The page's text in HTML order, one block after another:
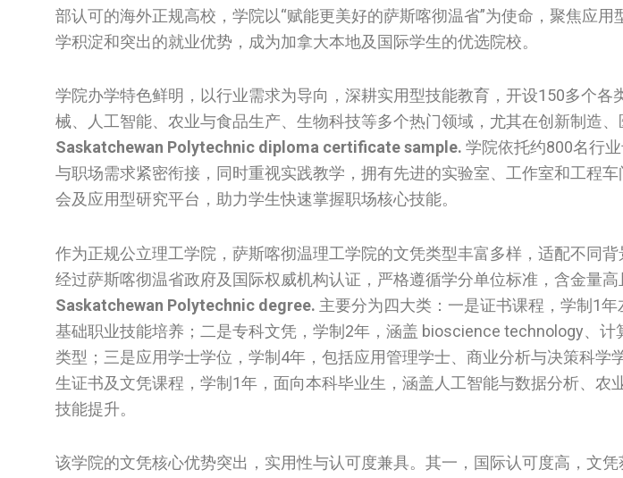
部认可的海外正规高校，学院以“赋能更美好的萨斯喀彻温省”为使命，聚焦应
学积淀和突出的就业优势，成为加拿大本地及国际学生的优选院校。
学院办学特色鲜明，以行业需求为导向，深耕实用型技能教育，开设150多个各
械、人工智能、农业与食品生产、生物科技等多个热门领域，尤其在创新制造、
Saskatchewan Polytechnic diploma certificate sample. 学院依托约800名行
与职场需求紧密衔接，同时重视实践教学，拥有先进的实验室、工作室和工程
会及应用型研究平台，助力学生快速掌握职场核心技能。
作为正规公立理工学院，萨斯喀彻温理工学院的文凭类型丰富多样，适配不同
经过萨斯喀彻温省政府及国际权威机构认证，严格遵循学分单位标准，含金量高
Saskatchewan Polytechnic degree. 主要分为四大类：一是证书课程，学制1
基础职业技能培养；二是专科文凭，学制2年，涵盖 bioscience technology、
类型；三是应用学士学位，学制4年，包括应用管理学士、商业分析与决策科学
生证书及文凭课程，学制1年，面向本科毕业生，涵盖人工智能与数据分析、农
技能提升。
该学院的文凭核心优势突出，实用性与认可度兼具。其一，国际认可度高，文